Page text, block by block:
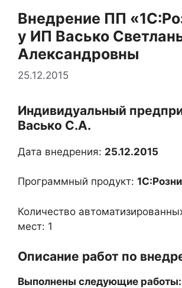
Внедрение ПП
у ИП Васько
Александровны
25.12.2015
Индивидуальный
Васько С.А.
Дата внедрения: 25.12.2015
Программный продукт:
Количество
мест: 1
Описание работ по
Выполнены следующие работы: